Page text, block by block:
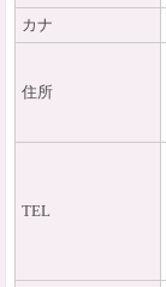
カナ
住所
TEL